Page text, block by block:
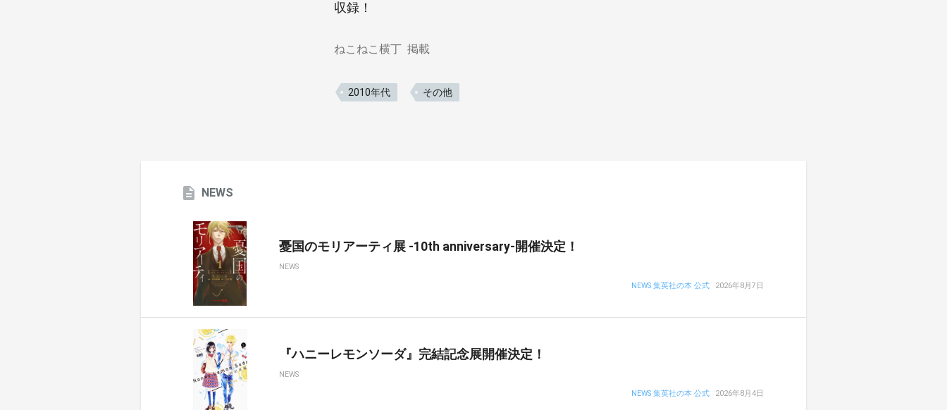
収録！
ねこねこ横丁 掲載
2010年代 その他
NEWS
憂国のモリアーティ展 -10th anniversary-開催決定！
NEWS
NEWS 集英社の本 公式 2026年8月7日
『ハニーレモンソーダ』完結記念展開催決定！
NEWS
NEWS 集英社の本 公式 2026年8月4日